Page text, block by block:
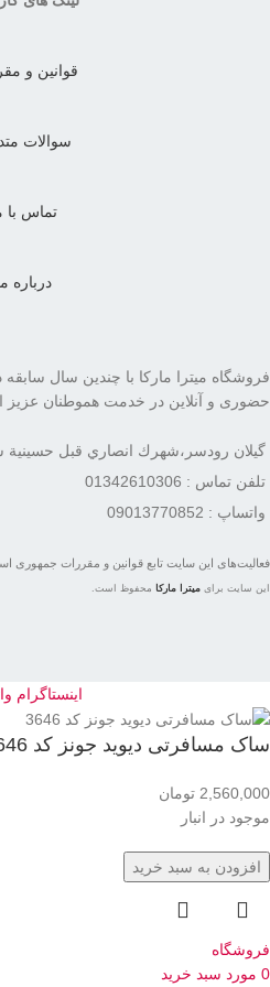
قوانین و
سوالات
تماس با
درباره
فروشگاه میترا مارکا با چندین سال
حضوری و آنلاین در خدمت هموطنان عزیز
گيلان رودسر،شهرك انصاري قبل حسينية
تلفن تماس : 01342610306
واتساپ : 09013770852
فعاليت‌های اين سايت تابع قوانين و مقررات جمهوری
این سایت برای میترا مارکا محفوظ است.
اینستاگرام
ساک مسافرتی دیوید جونز کد 3646
2,560,000 تومان
موجود در انبار
افزودن به سبد خرید
فروشگاه
0 مورد سبد خرید